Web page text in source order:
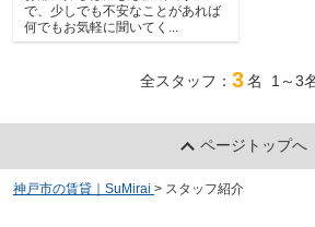
で、少しでも不安なことがあれば
何でもお気軽に聞いてく...
全スタッフ： 3名 1～3
ページトップへ
神戸市の賃貸｜SuMirai > スタッフ紹介